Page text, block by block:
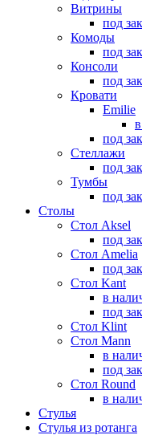
Витрины
под
Комоды
под
Консоли
под
Кровати
Emilie
под
Стеллажи
под
Тумбы
под
Столы
Стол Aksel
под
Стол Amelia
под
Стол Kant
в
под
Стол Klint
Стол Mann
в
под
Стол Round
в
Стулья
Стулья из ротанга